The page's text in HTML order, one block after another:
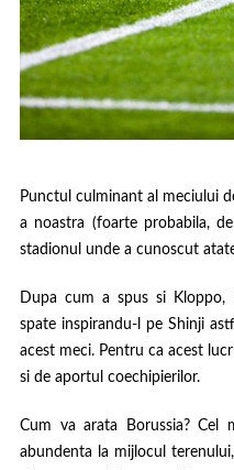
Punctul culminant al meciului
a noastra (foarte probabila,
stadionul unde a cunoscut
Dupa cum a spus si
spate inspirandu-l pe Shinji
acest meci. Pentru ca acest
si de aportul coechipierilor.
Cum va arata Borussia? Cel
abundenta la mijlocul